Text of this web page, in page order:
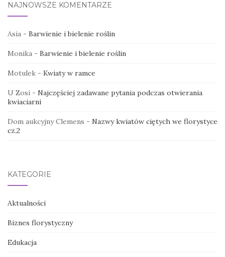
NAJNOWSZE KOMENTARZE
Asia - Barwienie i bielenie roślin
Monika - Barwienie i bielenie roślin
Motulek - Kwiaty w ramce
U Zosi - Najczęściej zadawane pytania podczas otwierania
kwiaciarni
Dom aukcyjny Clemens - Nazwy kwiatów ciętych we florystyce
cz.2
KATEGORIE
Aktualności
Biznes florystyczny
Edukacja